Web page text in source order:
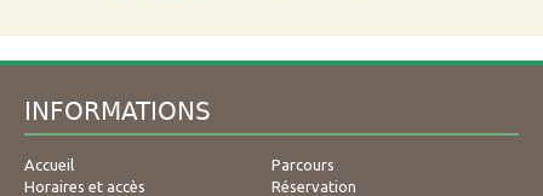
INFORMATIONS
Accueil
Parcours
Horaires et accès
Réservation